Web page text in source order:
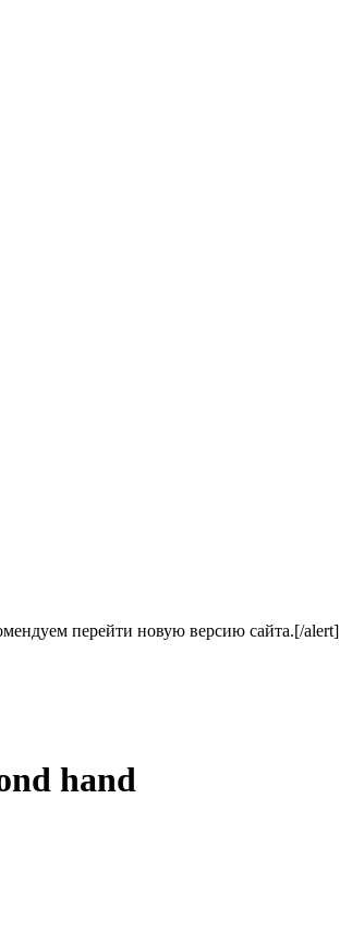
перейти новую версию сайта.[/alert]
hand